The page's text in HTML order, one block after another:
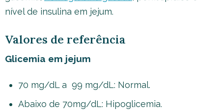
nível de insulina em jejum.
Valores de referência
Glicemia em jejum
70 mg/dL a 99 mg/dL: Normal.
Abaixo de 70mg/dL: Hipoglicemia.